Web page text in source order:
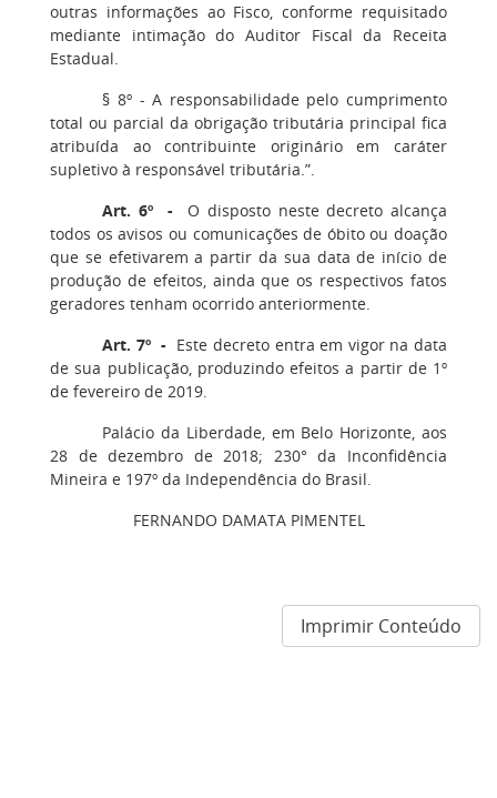
outras informações ao Fisco, conforme requisitado
mediante intimação do Auditor Fiscal da Receita
Estadual.
§ 8º - A responsabilidade pelo cumprimento
total ou parcial da obrigação tributária principal fica
atribuída ao contribuinte originário em caráter
supletivo à responsável tributária.”.
Art. 6º - O disposto neste decreto alcança
todos os avisos ou comunicações de óbito ou doação
que se efetivarem a partir da sua data de início de
produção de efeitos, ainda que os respectivos fatos
geradores tenham ocorrido anteriormente.
Art. 7º - Este decreto entra em vigor na data
de sua publicação, produzindo efeitos a partir de 1º
de fevereiro de 2019.
Palácio da Liberdade, em Belo Horizonte, aos
28 de dezembro de 2018; 230° da Inconfidência
Mineira e 197º da Independência do Brasil.
FERNANDO DAMATA PIMENTEL
Imprimir Conteúdo